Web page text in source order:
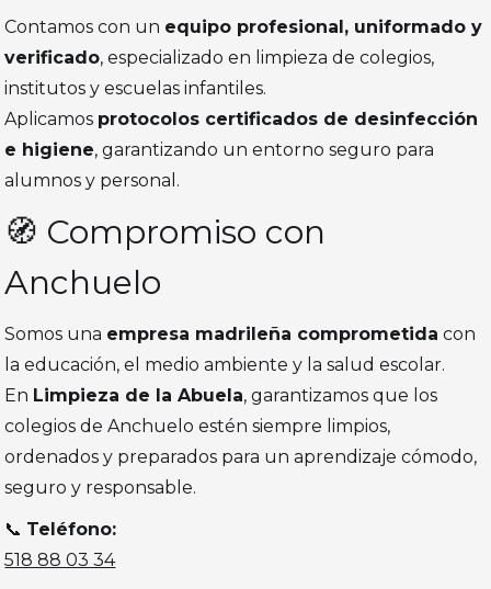
Contamos con un equipo profesional, uniformado y
verificado, especializado en limpieza de colegios,
institutos y escuelas infantiles.
Aplicamos protocolos certificados de desinfección
e higiene, garantizando un entorno seguro para
alumnos y personal.
🧭 Compromiso con
Anchuelo
Somos una empresa madrileña comprometida con
la educación, el medio ambiente y la salud escolar.
En Limpieza de la Abuela, garantizamos que los
colegios de Anchuelo estén siempre limpios,
ordenados y preparados para un aprendizaje cómodo,
seguro y responsable.
📞 Teléfono:
518 88 03 34